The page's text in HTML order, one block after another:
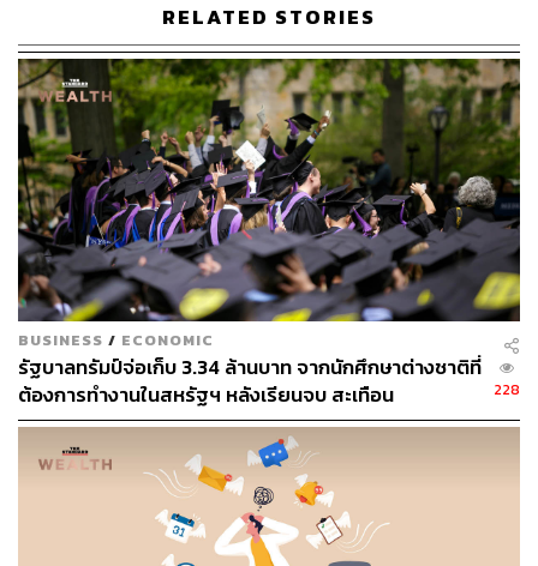
1. นำมาสเตอร์ลิสต์ (Master List) มาเบรกดาวน์เป็น
รายเดือน รายสัปดาห์ และรายวัน
แทบเป็นไปไม่ได้เลยที่เราจะสามารถจัดลำดับทุกความสำคัญ
ของงาน รวมไปถึงไอเดียและความคิดที่แหวกว่ายอยู่ในหัว
อย่างไม่มีขอบเขตได้ ลองเริ่มจากการสร้างมาสเตอร์ลิสต์ให้
เป็นระบบระเบียบ และเขียนทุกอย่างที่สนใจลงในนี้ เหมือนคิด
เสียว่าเป็นโฟลเดอร์เก็บทุกสิ่งทุกอย่างที่สนใจ นึกออก และ
ตั้งใจจะทำ จากนั้นสิ่งที่เป็นนามธรรมหรือเป็นเพียงความคิด
จะเริ่มเป็นรูปเป็นร่างขึ้นแล้วในรูปของเอกสารที่เป็นรูปธรรม
เครื่องมือที่ใช้ในการจัดเก็บหรือจดบันทึกนั้นไม่สำคัญว่าจะ
เป็นอะไร อาจเป็นเศษกระดาษ สมุดบันทึก โน้ตในสมาร์ท
โฟน ไปจนถึงเครื่องมือหรือโปรแกรมจัดการตารางชีวิตและ
การทำงาน เพียงแต่สิ่งสำคัญคือจะต้องเข้าถึงได้ง่าย และ
อัปเดตหรือแก้ไขได้ง่าย ในกรณีมีการเปลี่ยนแปลงหรือเพิ่ม
RELATED STORIES
BUSINESS / ECONOMIC
รัฐบาลทรัมป์จ่อเก็บ 3.34 ล้านบาท จากนักศึกษาต่างชาติที่
ต้องการทำงานในสหรัฐฯ หลังเรียนจบ สะเทือน
มหาวิทยาลัย – Silicon Valley
228